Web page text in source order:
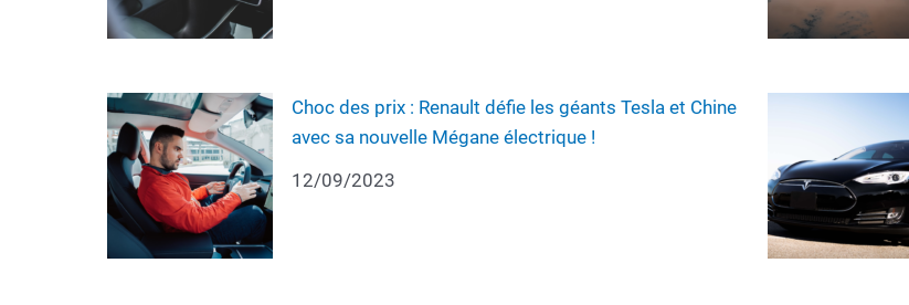
Choc des prix : Renault défie les géants Tesla et Chine
avec sa nouvelle Mégane électrique !
12/09/2023